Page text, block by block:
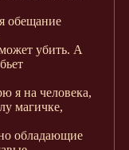
обещание
убить. А
я на человека,
магичке,
обладающие